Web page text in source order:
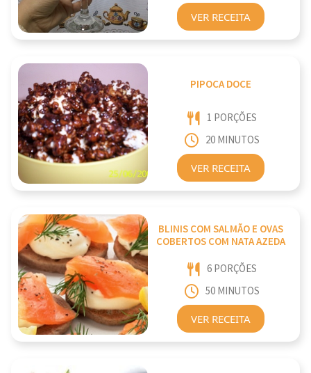
VER RECEITA
PIPOCA DOCE
1 PORÇÕES
20 MINUTOS
VER RECEITA
BLINIS COM SALMÃO E OVAS
COBERTOS COM NATA AZEDA
6 PORÇÕES
50 MINUTOS
VER RECEITA